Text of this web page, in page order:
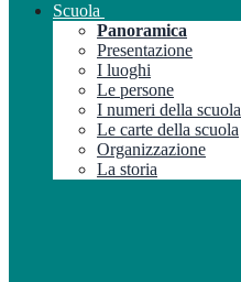
Scuola
Panoramica
Presentazione
I luoghi
Le persone
I numeri della scuola
Le carte della scuola
Organizzazione
La storia